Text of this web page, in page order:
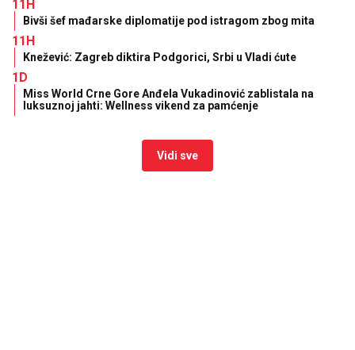
11H
Bivši šef mađarske diplomatije pod istragom zbog mita
11H
Knežević: Zagreb diktira Podgorici, Srbi u Vladi ćute
1D
Miss World Crne Gore Anđela Vukadinović zablistala na
luksuznoj jahti: Wellness vikend za pamćenje
Vidi sve